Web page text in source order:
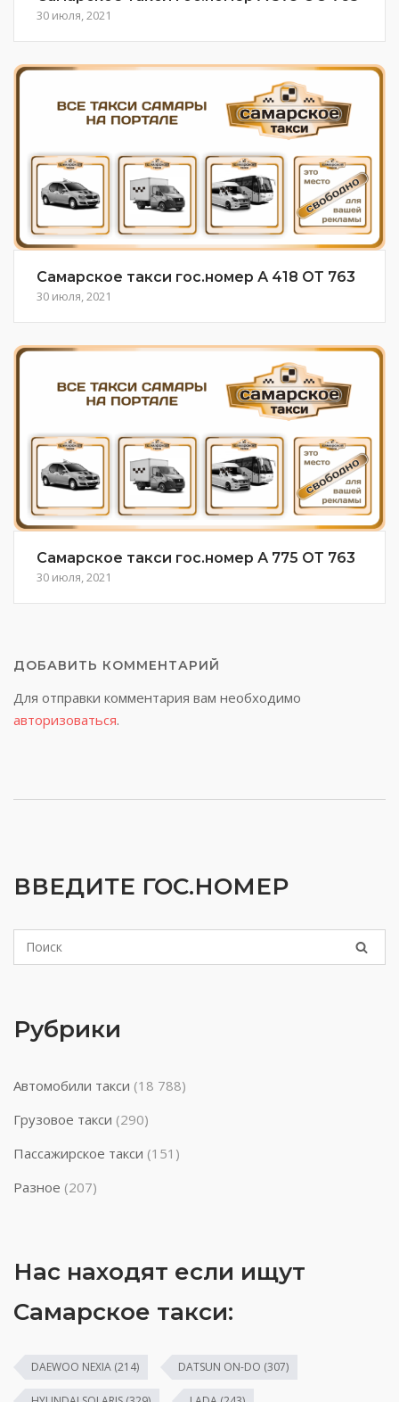
30 июля, 2021
Самарское такси гос.номер А 418 ОТ 763
30 июля, 2021
Самарское такси гос.номер А 775 ОТ 763
30 июля, 2021
ДОБАВИТЬ КОММЕНТАРИЙ
Для отправки комментария вам необходимо
авторизоваться.
ВВЕДИТЕ ГОС.НОМЕР
Рубрики
Автомобили такси (18 788)
Грузовое такси (290)
Пассажирское такси (151)
Разное (207)
Нас находят если ищут
Самарское такси:
DAEWOO NEXIA (214) DATSUN ON-DO (307)